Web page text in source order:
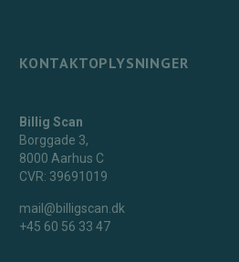
KONTAKTOPLYSNINGER
Billig Scan
Borggade 3,
8000 Aarhus C
CVR: 39691019‬
mail@billigscan.dk
+45 60 56 33 47